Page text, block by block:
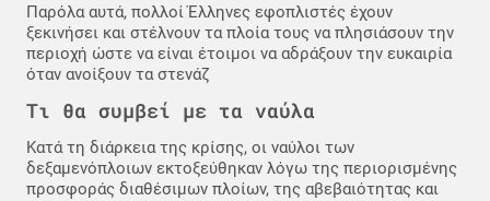
Παρόλα αυτά, πολλοί Έλληνες εφοπλιστές έχουν
ξεκινήσει και στέλνουν τα πλοία τους να πλησιάσουν την
περιοχή ώστε να είναι έτοιμοι να αδράξουν την ευκαιρία
όταν ανοίξουν τα στενάζ
Τι θα συμβεί με τα ναύλα
Κατά τη διάρκεια της κρίσης, οι ναύλοι των
δεξαμενόπλοιων εκτοξεύθηκαν λόγω της περιορισμένης
προσφοράς διαθέσιμων πλοίων, της αβεβαιότητας και